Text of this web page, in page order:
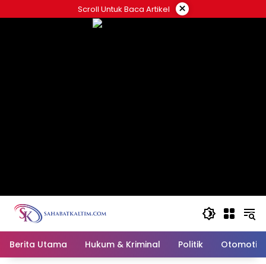
to
Scroll Untuk Baca Artikel ×
Berita Utama Hukum & Kriminal Politik Otomotif